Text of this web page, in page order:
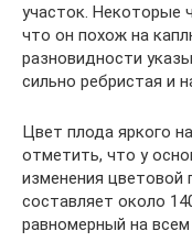
участок. Некоторые
что он похож на
разновидности
сильно ребристая и
Цвет плода яркого
отметить, что у
изменения цветовой
составляет около
равномерный на всем